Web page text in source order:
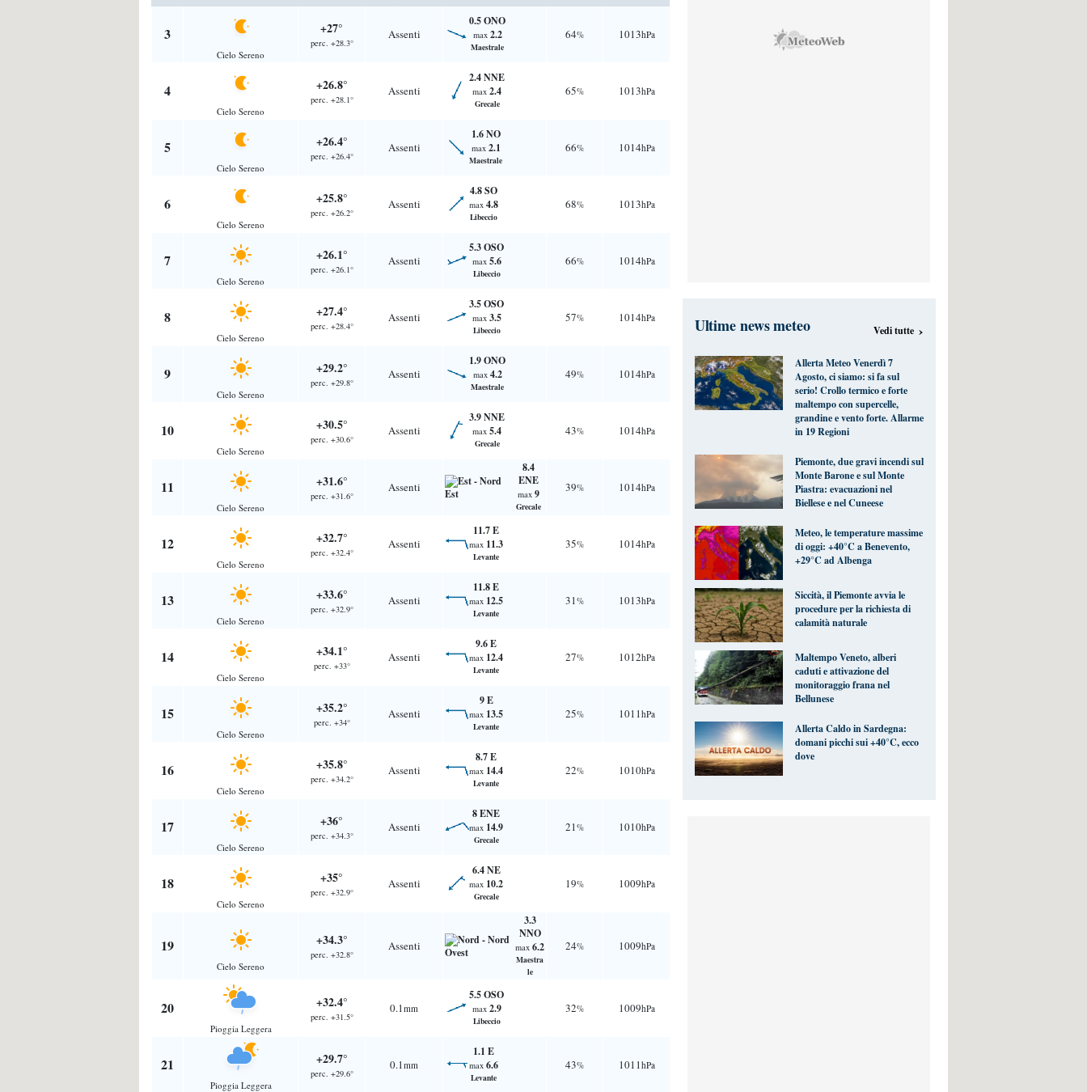
3
Cielo Sereno
+27°
perc. +28.3°
Assenti
0.5 ONO
max 2.2
Maestrale
64% 1013hPa
4
Cielo Sereno
+26.8°
perc. +28.1°
Assenti
2.4 NNE
max 2.4
Grecale
65% 1013hPa
5
Cielo Sereno
+26.4°
perc. +26.4°
Assenti
1.6 NO
max 2.1
Maestrale
66% 1014hPa
6
Cielo Sereno
+25.8°
perc. +26.2°
Assenti
4.8 SO
max 4.8
Libeccio
68% 1013hPa
7
Cielo Sereno
+26.1°
perc. +26.1°
Assenti
5.3 OSO
max 5.6
Libeccio
66% 1014hPa
8
Cielo Sereno
+27.4°
perc. +28.4°
Assenti
3.5 OSO
max 3.5
Libeccio
57% 1014hPa
9
Cielo Sereno
+29.2°
perc. +29.8°
Assenti
1.9 ONO
max 4.2
Maestrale
49% 1014hPa
10
Cielo Sereno
+30.5°
perc. +30.6°
Assenti
3.9 NNE
max 5.4
Grecale
43% 1014hPa
11
Cielo Sereno
+31.6°
perc. +31.6°
Assenti
8.4
ENE
max 9
Grecale
39% 1014hPa
12
Cielo Sereno
+32.7°
perc. +32.4°
Assenti
11.7 E
max 11.3
Levante
35% 1014hPa
13
Cielo Sereno
+33.6°
perc. +32.9°
Assenti
11.8 E
max 12.5
Levante
31% 1013hPa
14
Cielo Sereno
+34.1°
perc. +33°
Assenti
9.6 E
max 12.4
Levante
27% 1012hPa
15
Cielo Sereno
+35.2°
perc. +34°
Assenti
9 E
max 13.5
Levante
25% 1011hPa
16
Cielo Sereno
+35.8°
perc. +34.2°
Assenti
8.7 E
max 14.4
Levante
22% 1010hPa
17
Cielo Sereno
+36°
perc. +34.3°
Assenti
8 ENE
max 14.9
Grecale
21% 1010hPa
18
Cielo Sereno
+35°
perc. +32.9°
Assenti
6.4 NE
max 10.2
Grecale
19% 1009hPa
19
Cielo Sereno
+34.3°
perc. +32.8°
Assenti
3.3
NNO
max 6.2
Maestra
le
24% 1009hPa
20
Pioggia Leggera
+32.4°
perc. +31.5°
0.1mm
5.5 OSO
max 2.9
Libeccio
32% 1009hPa
21
Pioggia Leggera
+29.7°
perc. +29.6°
0.1mm
1.1 E
max 6.6
Levante
43% 1011hPa
Ultime news meteo Vedi tutte ›
Allerta Meteo Venerdì 7
Agosto, ci siamo: si fa sul
serio! Crollo termico e forte
maltempo con supercelle,
grandine e vento forte. Allarme
in 19 Regioni
Piemonte, due gravi incendi sul
Monte Barone e sul Monte
Piastra: evacuazioni nel
Biellese e nel Cuneese
Meteo, le temperature massime
di oggi: +40°C a Benevento,
+29°C ad Albenga
Siccità, il Piemonte avvia le
procedure per la richiesta di
calamità naturale
Maltempo Veneto, alberi
caduti e attivazione del
monitoraggio frana nel
Bellunese
Allerta Caldo in Sardegna:
domani picchi sui +40°C, ecco
dove